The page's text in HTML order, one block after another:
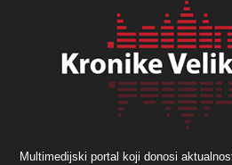
Multimedijski portal koji donosi